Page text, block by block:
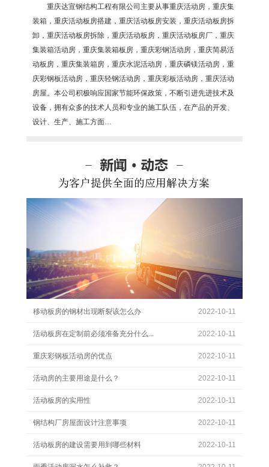
重庆达宣钢结构工程有限公司主要从事重庆活动房，重庆集
装箱，重庆活动板房搭建，重庆活动板房安装，重庆活动板房拆
卸，重庆活动板房拆除，重庆活动板房，重庆活动板房厂，重庆
集装箱活动房，重庆集装箱板房，重庆彩钢活动房，重庆简易活
动板房，重庆集装箱房，重庆水泥活动房，重庆磷镁活动房，重
庆彩钢板活动房，重庆轻钢活动房，重庆彩板活动房，重庆活动
房屋。本公司积极响应国家节能环保政策，不断引进先进技术及
设备，拥有众多的技术人员和专业的施工队伍，在产品的开发、
设计、生产、施工方面…
2022-10-11
移动板房的钢材出现断裂该怎么办
2022-10-11
活动板房在定制前必须准备充分什么...
2022-10-11
重庆彩钢板活动房的优点
2022-10-11
活动房的主要用途是什么？
2022-10-11
活动板房的实用性
2022-10-11
钢结构厂房屋面设计注意事项
2022-10-11
活动板房的建设需要用到哪些材料